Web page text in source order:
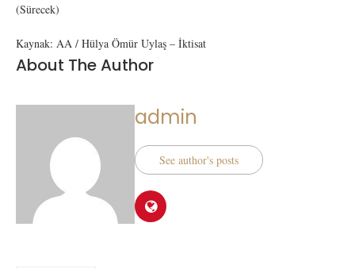
(Sürecek)
Kaynak: AA / Hülya Ömür Uylaş – İktisat
About The Author
admin
See author's posts